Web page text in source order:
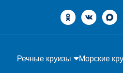
Речные круизы Морские